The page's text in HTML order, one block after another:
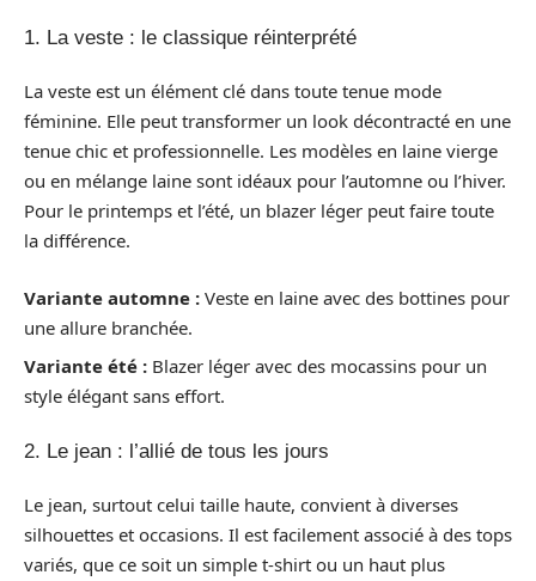
1. La veste : le classique réinterprété
La veste est un élément clé dans toute tenue mode
féminine. Elle peut transformer un look décontracté en une
tenue chic et professionnelle. Les modèles en laine vierge
ou en mélange laine sont idéaux pour l’automne ou l’hiver.
Pour le printemps et l’été, un blazer léger peut faire toute
la différence.
Variante automne : Veste en laine avec des bottines pour
une allure branchée.
Variante été : Blazer léger avec des mocassins pour un
style élégant sans effort.
2. Le jean : l’allié de tous les jours
Le jean, surtout celui taille haute, convient à diverses
silhouettes et occasions. Il est facilement associé à des tops
variés, que ce soit un simple t-shirt ou un haut plus